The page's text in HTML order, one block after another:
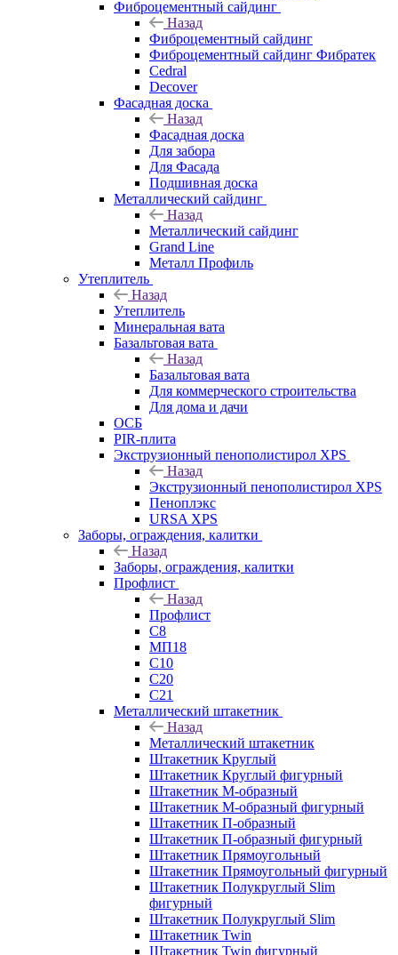
Фиброцементный сайдинг
Назад
Фиброцементный сайдинг
Фиброцементный сайдинг Фибратек
Cedral
Decover
Фасадная доска
Назад
Фасадная доска
Для забора
Для Фасада
Подшивная доска
Металлический сайдинг
Назад
Металлический сайдинг
Grand Line
Металл Профиль
Утеплитель
Назад
Утеплитель
Минеральная вата
Базальтовая вата
Назад
Базальтовая вата
Для коммерческого строительства
Для дома и дачи
ОСБ
PIR-плита
Экструзионный пенополистирол XPS
Назад
Экструзионный пенополистирол XPS
Пеноплэкс
URSA XPS
Заборы, ограждения, калитки
Назад
Заборы, ограждения, калитки
Профлист
Назад
Профлист
С8
МП18
С10
С20
С21
Металлический штакетник
Назад
Металлический штакетник
Штакетник Круглый
Штакетник Круглый фигурный
Штакетник М-образный
Штакетник М-образный фигурный
Штакетник П-образный
Штакетник П-образный фигурный
Штакетник Прямоугольный
Штакетник Прямоугольный фигурный
Штакетник Полукруглый Slim
фигурный
Штакетник Полукруглый Slim
Штакетник Twin
Штакетник Twin фигурный